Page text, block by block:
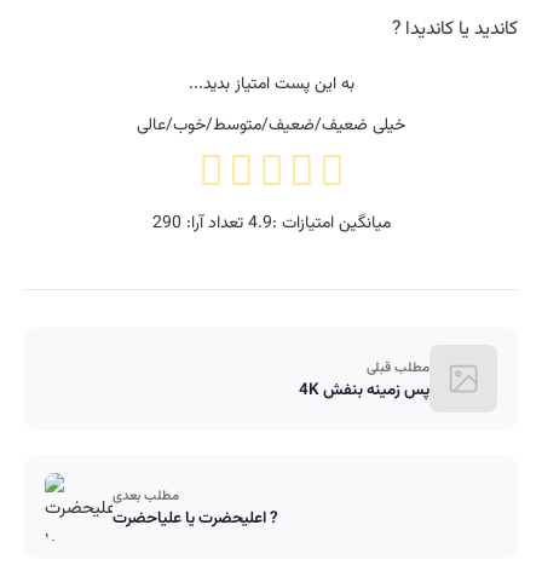
کاندید یا کاندیدا ?
به این پست امتیاز بدید...
خیلی ضعیف/ضعیف/متوسط/خوب/عالی
میانگین امتیازات :4.9تعداد آرا: 290
مطلب قبلی
پس زمینه بنفش 4K
مطلب بعدی
اعلیحضرت یا علیاحضرت ?